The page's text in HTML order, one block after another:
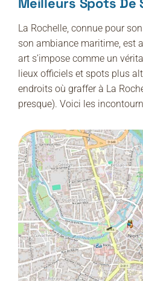
La Rochelle, connue pour
son ambiance maritime, est
art s’impose comme un
lieux officiels et spots plus
endroits où graffer à La
presque). Voici les